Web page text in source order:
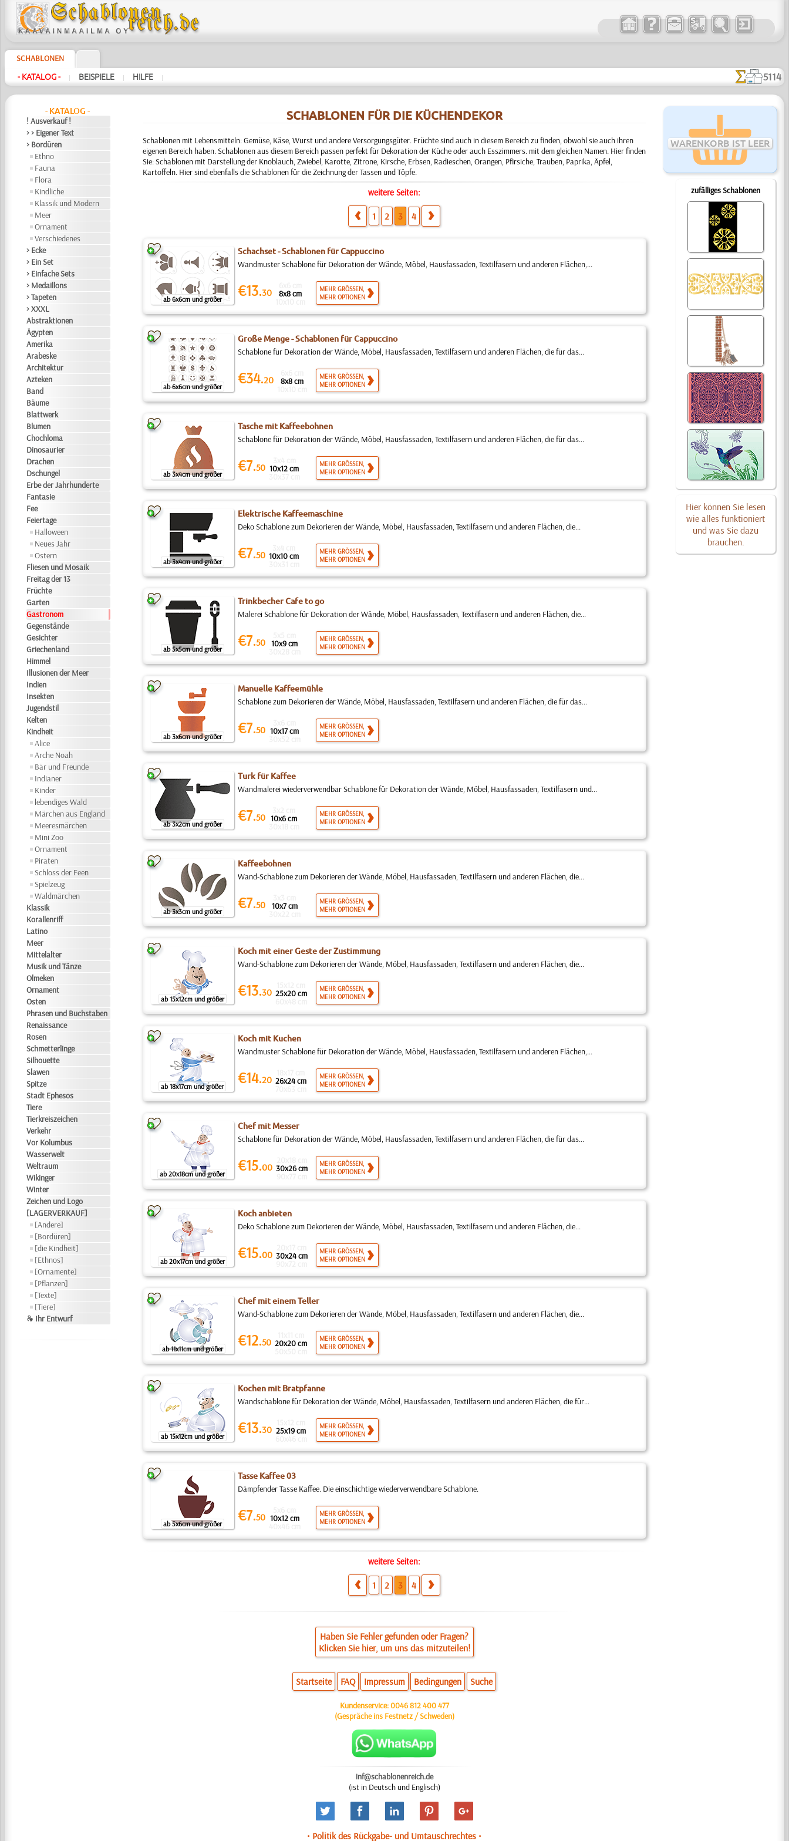
SCHABLONEN
- KATALOG - | BEISPIELE | HILFE | 5114
- KATALOG -
! Ausverkauf !
> > Eigener Text
> Bordüren
Ethno
Fauna
Flora
Kindliche
Klassik und Modern
Meer
Ornament
Verschiedenes
> Ecke
> Ein Set
> Einfache Sets
> Medaillons
> Tapeten
> XXXL
Abstraktionen
Ägypten
Amerika
Arabeske
Architektur
Azteken
Band
Bäume
Blattwerk
Blumen
Chochloma
Dinosaurier
Drachen
Dschungel
Erbe der Jahrhunderte
Fantasie
Fee
Feiertage
Halloween
Neues Jahr
Ostern
Fliesen und Mosaik
Freitag der 13
Früchte
Garten
Gastronom
Gegenstände
Gesichter
Griechenland
Himmel
Illusionen der Meer
Indien
Insekten
Jugendstil
Kelten
Kindheit
Alice
Arche Noah
Bär und Freunde
Indianer
Kinder
lebendiges Wald
Märchen aus England
Meeresmärchen
Mini Zoo
Ornament
Piraten
Schloss der Feen
Spielzeug
Waldmärchen
Klassik
Korallenriff
Latino
Meer
Mittelalter
Musik und Tänze
Olmeken
Ornament
Osten
Phrasen und Buchstaben
Renaissance
Rosen
Schmetterlinge
Silhouette
Slawen
Spitze
Stadt Ephesos
Tiere
Tierkreiszeichen
Verkehr
Vor Kolumbus
Wasserwelt
Weltraum
Wikinger
Winter
Zeichen und Logo
[LAGERVERKAUF]
[Andere]
[Bordüren]
[die Kindheit]
[Ethnos]
[Ornamente]
[Pflanzen]
[Texte]
[Tiere]
❧ Ihr Entwurf
WARENKORB IST LEER
zufälliges Schablonen
Hier können Sie lesen
wie alles funktioniert
und was Sie dazu
brauchen.
SCHABLONEN FÜR DIE KÜCHENDEKOR
Schablonen mit Lebensmitteln: Gemüse, Käse, Wurst und andere Versorgungsgüter. Früchte sind auch in diesem Bereich zu finden, obwohl sie auch ihren
eigenen Bereich haben. Schablonen aus diesem Bereich passen perfekt für Dekoration der Küche oder auch Esszimmers. mit dem gleichen Namen. Hier finden
Sie: Schablonen mit Darstellung der Knoblauch, Zwiebel, Karotte, Zitrone, Kirsche, Erbsen, Radieschen, Orangen, Pfirsiche, Trauben, Paprika, Äpfel,
Kartoffeln. Hier sind ebenfalls die Schablonen für die Zeichnung der Tassen und Töpfe.
weitere Seiten:
1 2 3 4
ab 6x6cm und größer
Schachset - Schablonen für Cappuccino
Wandmuster Schablone für Dekoration der Wände, Möbel, Hausfassaden, Textilfasern und anderen Flächen,...
€13.30 8x8 cm
MEHR GRÖSSEN,
MEHR OPTIONEN
ab 6x6cm und größer
Große Menge - Schablonen für Cappuccino
Schablone für Dekoration der Wände, Möbel, Hausfassaden, Textilfasern und anderen Flächen, die für das...
€34.20 8x8 cm
MEHR GRÖSSEN,
MEHR OPTIONEN
ab 3x4cm und größer
Tasche mit Kaffeebohnen
Schablone für Dekoration der Wände, Möbel, Hausfassaden, Textilfasern und anderen Flächen, die für das...
€7.50 10x12 cm
MEHR GRÖSSEN,
MEHR OPTIONEN
ab 3x4cm und größer
Elektrische Kaffeemaschine
Deko Schablone zum Dekorieren der Wände, Möbel, Hausfassaden, Textilfasern und anderen Flächen, die...
€7.50 10x10 cm
MEHR GRÖSSEN,
MEHR OPTIONEN
ab 5x5cm und größer
Trinkbecher Cafe to go
Malerei Schablone für Dekoration der Wände, Möbel, Hausfassaden, Textilfasern und anderen Flächen, die...
€7.50 10x9 cm
MEHR GRÖSSEN,
MEHR OPTIONEN
ab 3x6cm und größer
Manuelle Kaffeemühle
Schablone zum Dekorieren der Wände, Möbel, Hausfassaden, Textilfasern und anderen Flächen, die für das...
€7.50 10x17 cm
MEHR GRÖSSEN,
MEHR OPTIONEN
ab 3x2cm und größer
Turk für Kaffee
Wandmalerei wiederverwendbar Schablone für Dekoration der Wände, Möbel, Hausfassaden, Textilfasern und...
€7.50 10x6 cm
MEHR GRÖSSEN,
MEHR OPTIONEN
ab 3x3cm und größer
Kaffeebohnen
Wand-Schablone zum Dekorieren der Wände, Möbel, Hausfassaden, Textilfasern und anderen Flächen, die...
€7.50 10x7 cm
MEHR GRÖSSEN,
MEHR OPTIONEN
ab 15x12cm und größer
Koch mit einer Geste der Zustimmung
Wand-Schablone zum Dekorieren der Wände, Möbel, Hausfassaden, Textilfasern und anderen Flächen, die...
€13.30 25x20 cm
MEHR GRÖSSEN,
MEHR OPTIONEN
ab 18x17cm und größer
Koch mit Kuchen
Wandmuster Schablone für Dekoration der Wände, Möbel, Hausfassaden, Textilfasern und anderen Flächen,...
€14.20 26x24 cm
MEHR GRÖSSEN,
MEHR OPTIONEN
ab 20x18cm und größer
Chef mit Messer
Schablone für Dekoration der Wände, Möbel, Hausfassaden, Textilfasern und anderen Flächen, die für das...
€15.00 30x26 cm
MEHR GRÖSSEN,
MEHR OPTIONEN
ab 20x17cm und größer
Koch anbieten
Deko Schablone zum Dekorieren der Wände, Möbel, Hausfassaden, Textilfasern und anderen Flächen, die...
€15.00 30x24 cm
MEHR GRÖSSEN,
MEHR OPTIONEN
ab 11x11cm und größer
Chef mit einem Teller
Wand-Schablone zum Dekorieren der Wände, Möbel, Hausfassaden, Textilfasern und anderen Flächen, die...
€12.50 20x20 cm
MEHR GRÖSSEN,
MEHR OPTIONEN
ab 15x12cm und größer
Kochen mit Bratpfanne
Wandschablone für Dekoration der Wände, Möbel, Hausfassaden, Textilfasern und anderen Flächen, die für...
€13.30 25x19 cm
MEHR GRÖSSEN,
MEHR OPTIONEN
ab 5x6cm und größer
Tasse Kaffee 03
Dämpfender Tasse Kaffee. Die einschichtige wiederverwendbare Schablone.
€7.50 10x12 cm
MEHR GRÖSSEN,
MEHR OPTIONEN
weitere Seiten:
1 2 3 4
Haben Sie Fehler gefunden oder Fragen?
Klicken Sie hier, um uns das mitzuteilen!
Startseite FAQ Impressum Bedingungen Suche
Kundenservice:0046 812 400 477
(Gespräche ins Festnetz / Schweden)
inf@schablonenreich.de
(ist in Deutsch und Englisch)
• Politik des Rückgabe- und Umtauschrechtes •